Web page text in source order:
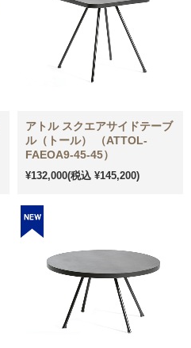
アトル スクエアサイドテーブ
ル（トール） （ATTOL-
FAEOA9-45-45）
¥132,000(税込 ¥145,200)